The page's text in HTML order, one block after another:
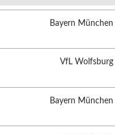
Bayern München
VfL Wolfsburg
Bayern München